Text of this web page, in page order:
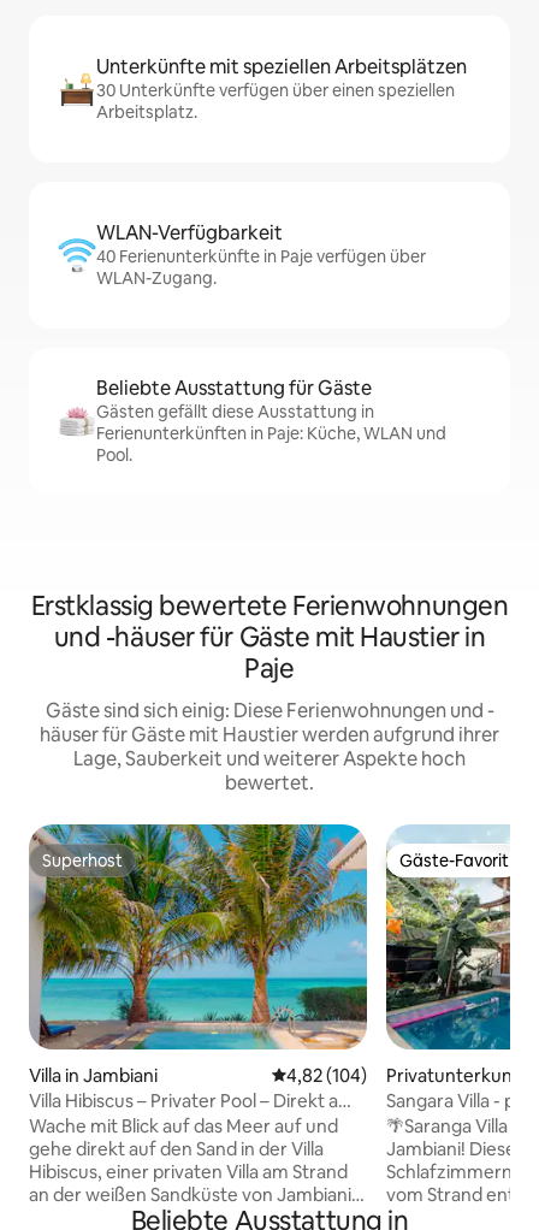
Unterkünfte mit speziellen Arbeitsplätzen
30 Unterkünfte verfügen über einen speziellen
Arbeitsplatz.
WLAN-Verfügbarkeit
40 Ferienunterkünfte in Paje verfügen über
WLAN-Zugang.
Beliebte Ausstattung für Gäste
Gästen gefällt diese Ausstattung in
Ferienunterkünften in Paje: Küche, WLAN und
Pool.
Erstklassig bewertete Ferienwohnungen
und -häuser für Gäste mit Haustier in
Paje
Gäste sind sich einig: Diese Ferienwohnungen und -
häuser für Gäste mit Haustier werden aufgrund ihrer
Lage, Sauberkeit und weiterer Aspekte hoch
bewertet.
Superhost
Superhost
Villa in Jambiani Durchschnittliche Bewertung:
4,82 (104)
Villa Hibiscus – Privater Pool – Direkt am
Strand
Wache mit Blick auf das Meer auf und
gehe direkt auf den Sand in der Villa
Hibiscus, einer privaten Villa am Strand
an der weißen Sandküste von Jambiani.
Vier Schlafzimmer mit eigenem Bad
Gäste-Favorit
Gäste-Favorit
Privatunterkunft
Sangara Villa -
Villa
🌴Saranga Villa -
Jambiani! Diese
Schlafzimmern
vom Strand
privaten Pool,
Beliebte Ausstattung in